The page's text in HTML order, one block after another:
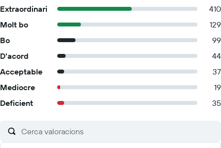
Extraordinari
410
Molt bo
129
Bo
99
D'acord
44
Acceptable
37
Mediocre
19
Deficient
35